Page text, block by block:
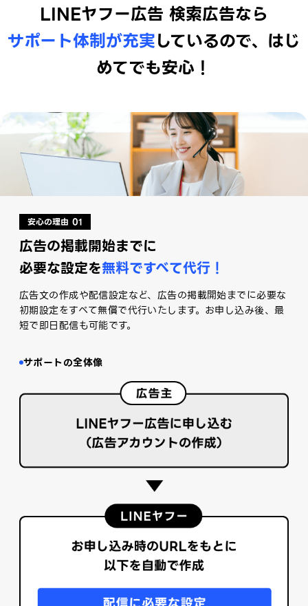
LINEヤフー広告 検索広告なら
サポート体制が充実しているので、はじ
めてでも安心！
安心の理由 01
広告の掲載開始までに
必要な設定を無料ですべて代行！
広告文の作成や配信設定など、広告の掲載開始までに必要な
初期設定をすべて無償で代行いたします。お申し込み後、最
短で即日配信も可能です。
サポートの全体像